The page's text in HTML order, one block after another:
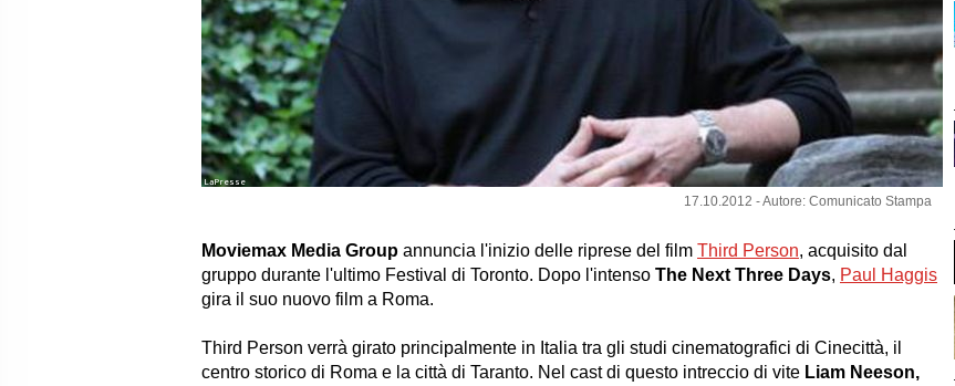
LaPresse
17.10.2012 - Autore: Comunicato Stampa
Moviemax Media Group annuncia l'inizio delle riprese del film Third Person, acquisito dal
gruppo durante l'ultimo Festival di Toronto. Dopo l'intenso The Next Three Days, Paul Haggis
gira il suo nuovo film a Roma.
Third Person verrà girato principalmente in Italia tra gli studi cinematografici di Cinecittà, il
centro storico di Roma e la città di Taranto. Nel cast di questo intreccio di vite Liam Neeson,